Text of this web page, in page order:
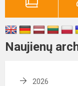
Naujienų
2026